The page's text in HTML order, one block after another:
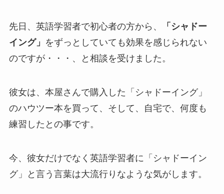
先日、英語学習者で初心者の方から、
「シャドー
イング」 をずっとしていても効果を感じられない
のですが・・・、と相談を受けました。
彼女は、本屋さんで購入した「シャドーイング」
のハウツー本を買って、そして、自宅で、何度も
練習したとの事です。
今、彼女だけでなく英語学習者に「シャドーイン
グ」と言う言葉は大流行りなような気がします。